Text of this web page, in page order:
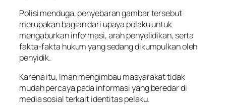
Polisi menduga, penyebaran gambar tersebut
merupakan bagian dari upaya pelaku untuk
mengaburkan informasi, arah penyelidikan, serta
fakta-fakta hukum yang sedang dikumpulkan oleh
penyidik.
Karena itu, Iman mengimbau masyarakat tidak
mudah percaya pada informasi yang beredar di
media sosial terkait identitas pelaku.